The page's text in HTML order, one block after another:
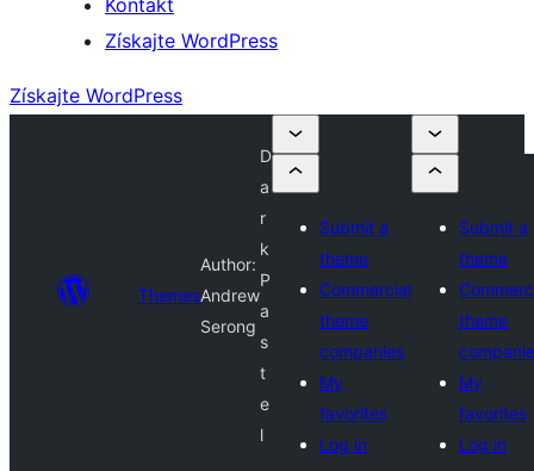
Kontakt
Získajte WordPress
Získajte WordPress
Themes
Author:
Andrew
Serong
D
a
r
k
P
a
s
t
e
l
Submit a
theme
Commercial
theme
companies
My
favorites
Log in
Submit a
theme
theme
My
favorites
Log in